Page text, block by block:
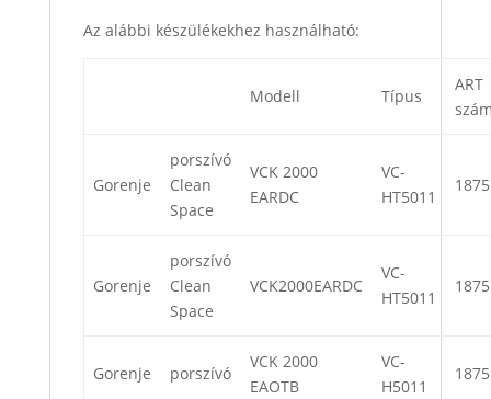
Az alábbi készülékekhez használható:
Modell Típus
ART
Gorenje
porszívó
Clean
Space
VCK 2000
EARDC
VC-
HT5011
Gorenje
porszívó
Clean
Space
VCK2000EARDC
VC-
HT5011
Gorenje porszívó
VCK 2000
EAOTB
VC-
H5011